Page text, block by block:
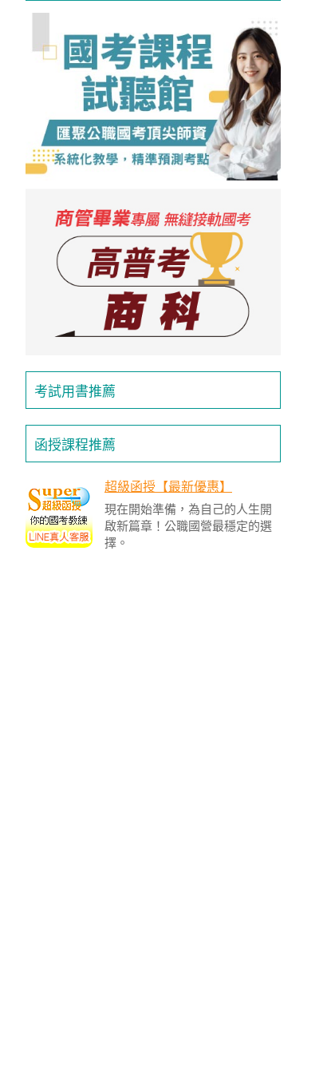
考試用書推薦
函授課程推薦
超級函授【最新優惠】
現在開始準備，為自己的人生開
啟新篇章！公職國營最穩定的選
擇。